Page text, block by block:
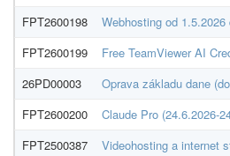
FPT2600198
Webhosting od
FPT2600199
Free TeamViewer AI
26PD00003
Oprava základu dane
FPT2600200
Claude Pro (24.6.2026-
FPT2500387
Videohosting a internet